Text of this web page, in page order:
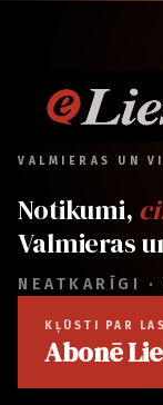
VALMIERAS UN
Notikumi,
Valmieras
NEATKARĪGI ·
KĻŪSTI PAR
Abonē